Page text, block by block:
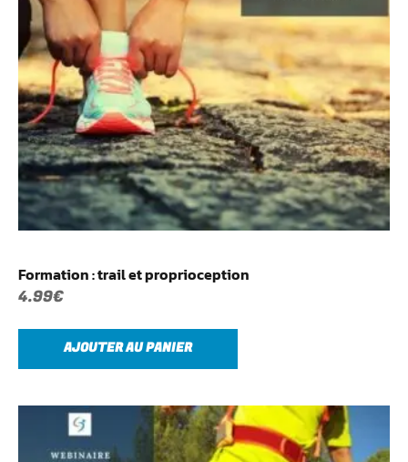
Formation : trail et proprioception
4.99€
AJOUTER AU PANIER